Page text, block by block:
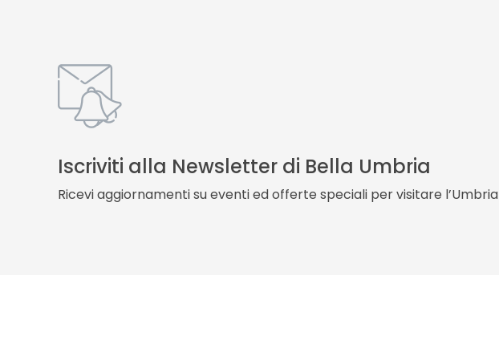
Iscriviti alla Newsletter di Bella Umbria
Ricevi aggiornamenti su eventi ed offerte speciali per visitare l’Umbria